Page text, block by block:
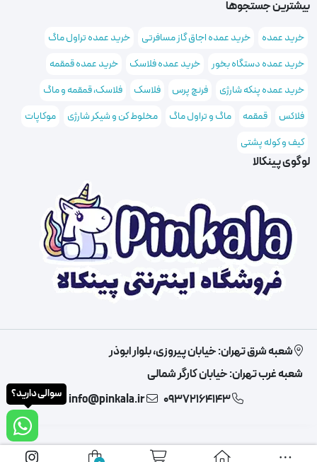
بیشترین جستجوها
خرید عمده خرید عمده اجاق گاز مسافرتی
خرید عمده تراول ماگ
خرید عمده دستگاه بخور
خرید عمده فلاسک
خرید عمده قمقمه
خرید عمده پنکه شارژی
فرنچ پرس فلاسک
فلاسک، قمقمه و ماگ
فلاکس
قمقمه ماگ و تراول ماگ مخلوط کن و شیکر شارژی
موکاپات
کیف و کوله پشتی
لوگوی پینکالا
شعبه شرق تهران: خیابان پیروزی، بلوار ابوذر
شعبه غرب تهران: خیابان کارگر شمالی
09372164143
info@pinkala.ir سوالی دارید؟